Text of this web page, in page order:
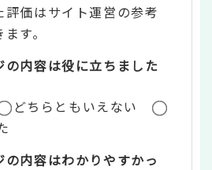
評価はサイト運営の参考
す。
内容は役に立ちました
どちらともいえない
内容はわかりやすかっ